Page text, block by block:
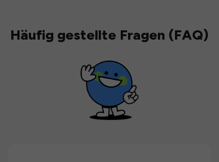
Häufig gestellte Fragen (FAQ)